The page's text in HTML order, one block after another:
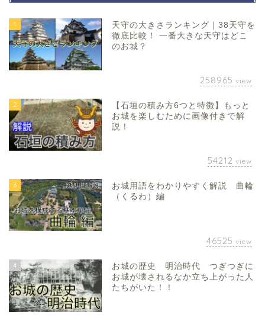
1
天守の大きさランキング｜38天守を
徹底比較！ 一番大きな天守はどこ
のお城？
258965 view
2
【石垣の積み方6つと特徴】もっと
お城を楽しむために画像付きで解
説！
54212 view
3
お城用語をわかりやすく解説 曲輪
（くるわ）編
46525 view
4
お城の歴史 明治時代 つぎつぎに
お城が壊されるなか立ち上がった人
たちがいた！！